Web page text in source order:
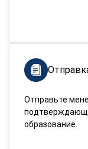
Отправьте
образование.